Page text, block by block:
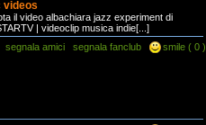
videos
il video albachiara jazz experiment di
| videoclip musica indie[...]
segnala amici segnala fanclub smile ( 0 )